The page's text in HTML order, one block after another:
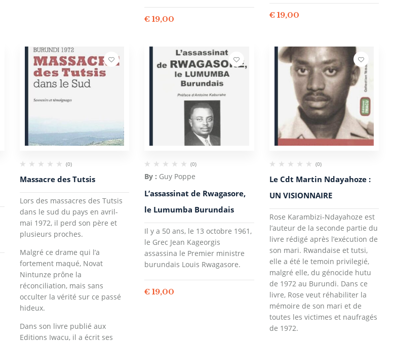
€ 19,00 € 19,00
(0)
Massacre des Tutsis
Lors des massacres des Tutsis
dans le sud du pays en avril-
mai 1972, il perd son père et
plusieurs proches.
Malgré ce drame qui l’a
fortement maqué, Novat
Nintunze prône la
réconciliation, mais sans
occulter la vérité sur ce passé
hideux.
Dans son livre publié aux
Editions Iwacu, il a écrit ses
(0)
By : Guy Poppe
L’assassinat de Rwagasore,
le Lumumba Burundais
Il y a 50 ans, le 13 octobre 1961,
le Grec Jean Kageorgis
assassina le Premier ministre
burundais Louis Rwagasore.
€ 19,00
(0)
Le Cdt Martin Ndayahoze :
UN VISIONNAIRE
Rose Karambizi-Ndayahoze est
l’auteur de la seconde partie du
livre rédigé après l’exécution de
son mari. Rwandaise et tutsi,
elle a été le temoin privilegié,
malgré elle, du génocide hutu
de 1972 au Burundi. Dans ce
livre, Rose veut réhabiliter la
mémoire de son mari et de
toutes les victimes et naufragés
de 1972.